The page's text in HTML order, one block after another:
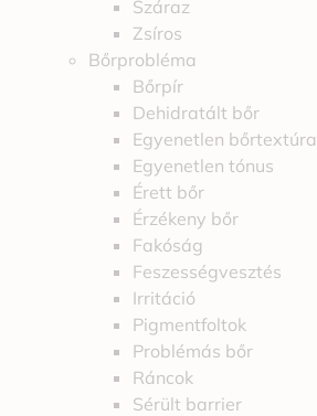
Száraz
Zsíros
Bőrprobléma
Bőrpír
Dehidratált bőr
Egyenetlen bőrtextúra
Egyenetlen tónus
Érett bőr
Érzékeny bőr
Fakóság
Feszességvesztés
Irritáció
Pigmentfoltok
Problémás bőr
Ráncok
Sérült barrier